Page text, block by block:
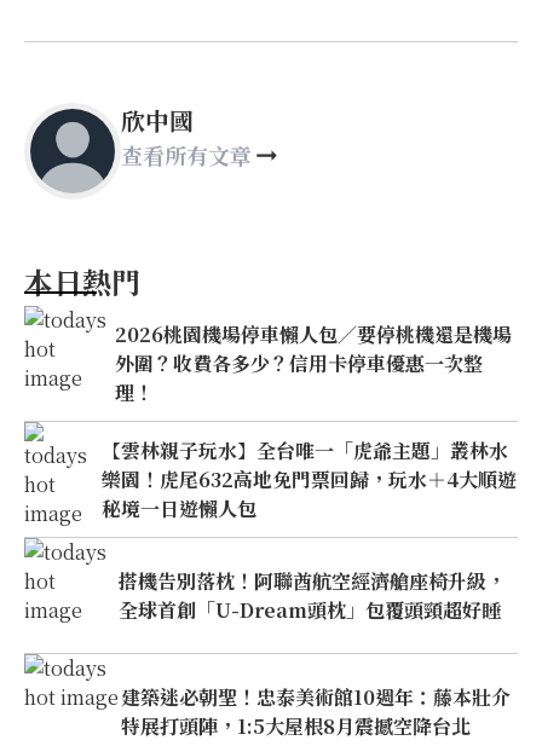
欣中國
查看所有文章
本日熱門
2026桃園機場停車懶人包／要停桃機還是機場
外圍？收費各多少？信用卡停車優惠一次整
理！
【雲林親子玩水】全台唯一「虎爺主題」叢林水
樂園！虎尾632高地免門票回歸，玩水＋4大順遊
秘境一日遊懶人包
搭機告別落枕！阿聯酋航空經濟艙座椅升級，
全球首創「U-Dream頭枕」包覆頭頸超好睡
建築迷必朝聖！忠泰美術館10週年：藤本壯介
特展打頭陣，1:5大屋根8月震撼空降台北